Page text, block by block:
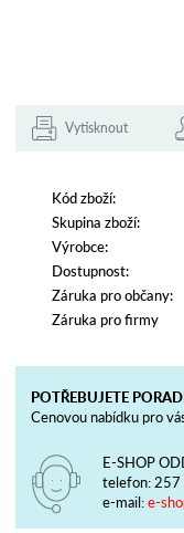
Vytisknout
Kód zboží:
Skupina zboží:
Výrobce:
Dostupnost:
Záruka pro občany:
Záruka pro firmy
POTŘEBUJETE
Cenovou nabídku pro
E-SHOP
telefon: 257
e-mail:e-